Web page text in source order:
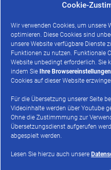
Cookie-
Wir verwenden Cookies, um unsere
optimieren. Diese Cookies sind
unsere Website verfügbare Dienste
Funktionen zu nutzen. Funktionale
Website unbedingt erforderlich. Sie
indem Sie
Ihre
Cookies auf dieser Website
Für die Übersetzung unserer Seite
Videoinhalte werden über Youtube
Ohne die Zustimmmung zur
Übersetzungsdienst aufgerufen
abgespielt werden.
Lesen Sie hierzu auch unsere
Website durchsuchen
Suchen
Rechtliches
Impressum
Datenschutz